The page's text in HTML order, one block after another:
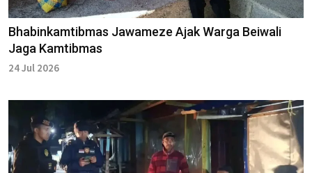
Bhabinkamtibmas Jawameze Ajak Warga Beiwali
Jaga Kamtibmas
24 Jul 2026